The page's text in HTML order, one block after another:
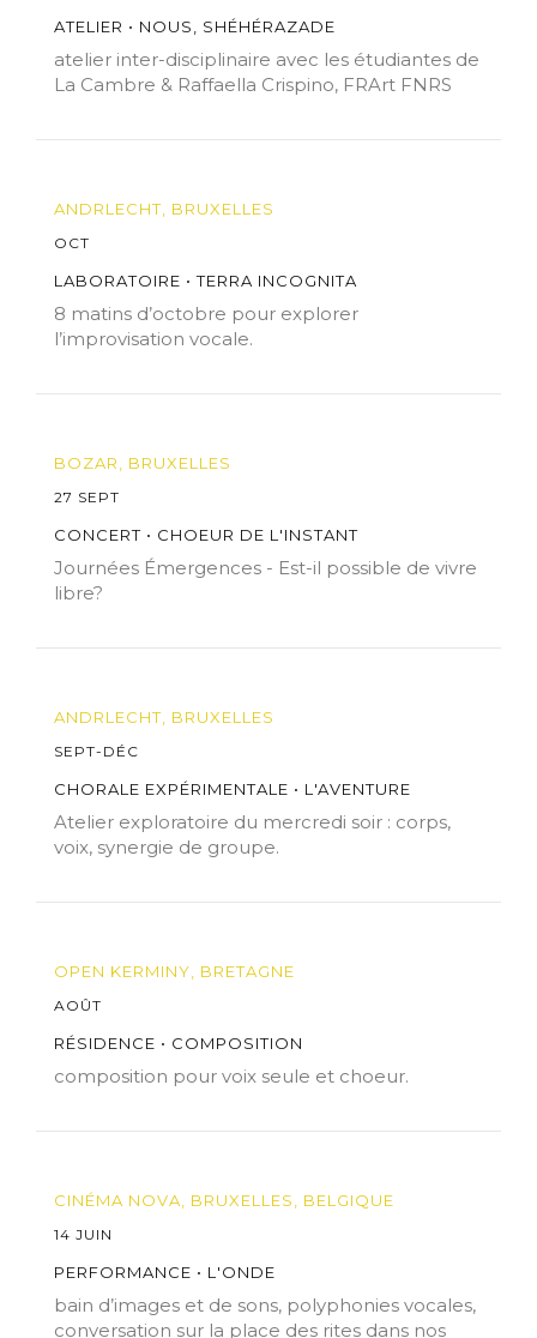
ATELIER • NOUS, SHÉHÉRAZADE
atelier inter-disciplinaire avec les étudiantes de
La Cambre & Raffaella Crispino, FRArt FNRS
ANDRLECHT, BRUXELLES
OCT
LABORATOIRE • TERRA INCOGNITA
8 matins d’octobre pour explorer
l’improvisation vocale.
BOZAR, BRUXELLES
27 SEPT
CONCERT • CHOEUR DE L'INSTANT
Journées Émergences - Est-il possible de vivre
libre?
ANDRLECHT, BRUXELLES
SEPT-DÉC
CHORALE EXPÉRIMENTALE • L'AVENTURE
Atelier exploratoire du mercredi soir : corps,
voix, synergie de groupe.
OPEN KERMINY, BRETAGNE
AOÛT
RÉSIDENCE • COMPOSITION
composition pour voix seule et choeur.
CINÉMA NOVA, BRUXELLES, BELGIQUE
14 JUIN
PERFORMANCE • L'ONDE
bain d’images et de sons, polyphonies vocales,
conversation sur la place des rites dans nos